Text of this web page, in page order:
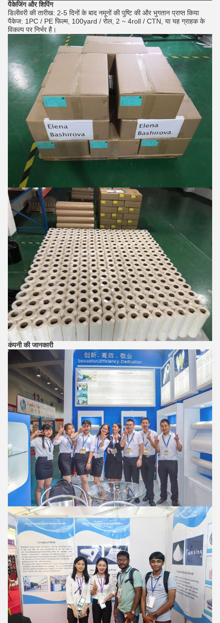
पैकेजिंग और शिपिंग
डिलीवरी की तारीख: 2-5 दिनों के बाद नमूनों की पुष्टि की और भुगतान प्राप्त किया
पैकेज: 1PC / PE फिल्म, 100yard / रोल, 2 ~ 4roll / CTN, या यह ग्राहक के
विकल्प पर निर्भर है।
कंपनी की जानकारी